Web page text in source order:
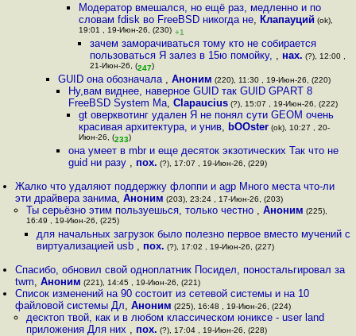
Модератор вмешался, но ещё раз, медленно и по
словам fdisk во FreeBSD никогда не, Клапауций (ok),
19:01 , 19-Июн-26, (230) +1
зачем заморачиваться тому кто не собирается
пользоваться Я залез в 15ю помойку, , нах. (?), 12:00 ,
21-Июн-26, (247)
GUID она обозначала , Аноним (220), 11:30 , 19-Июн-26, (220)
Ну,вам виднее, наверное GUID так GUID GPART 8
FreeBSD System Ma, Clapaucius(?), 15:07 , 19-Июн-26, (222)
gt оверквотинг удален Я не понял сути GEOM очень
красивая архитектура, и унив, bOOster (ok), 10:27 , 20-
Июн-26, (233)
она умеет в mbr и еще десяток экзотических Так что не
guid ни разу , пох. (?), 17:07 , 19-Июн-26, (229)
Жалко что удаляют поддержку флоппи и agp Много места что-ли
эти драйвера занима,Аноним (203), 23:24 , 17-Июн-26, (203)
Ты серьёзно этим пользуешься, только честно , Аноним (225),
16:49 , 19-Июн-26, (225)
для начальных загрузок было полезно первое вместо мучений с
виртуализацией usb , пох. (?), 17:02 , 19-Июн-26, (227)
Спасибо, обновил свой одноплатник Посидел, поностальгировал за
twm,Аноним (221), 14:45 , 19-Июн-26, (221)
Список изменений на 90 состоит из сетевой системы и на 10
файловой системы Дл,Аноним (225), 16:48 , 19-Июн-26, (224)
десктоп твой, как и в любом классическом юниксе - user land
приложения Для них , пох. (?), 17:04 , 19-Июн-26, (228)